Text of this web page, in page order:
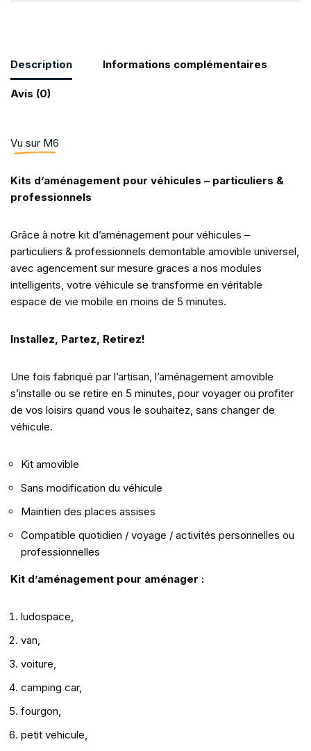
Description Informations complémentaires
Avis (0)
Vu sur M6
Kits d’aménagement pour véhicules – particuliers &
professionnels
Grâce à notre kit d’aménagement pour véhicules –
particuliers & professionnels demontable amovible universel,
avec agencement sur mesure graces a nos modules
intelligents, votre véhicule se transforme en véritable
espace de vie mobile en moins de 5 minutes.
Installez, Partez, Retirez!
Une fois fabriqué par l’artisan, l’aménagement amovible
s’installe ou se retire en 5 minutes, pour voyager ou profiter
de vos loisirs quand vous le souhaitez, sans changer de
véhicule.
Kit amovible
Sans modification du véhicule
Maintien des places assises
Compatible quotidien / voyage / activités personnelles ou
professionnelles
Kit d’aménagement pour aménager :
ludospace,
van,
voiture,
camping car,
fourgon,
petit vehicule,